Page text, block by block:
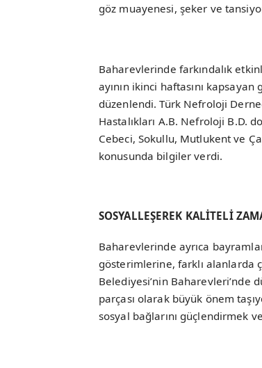
göz muayenesi, şeker ve
Baharevlerinde farkındalık
ayının ikinci haftasını
düzenlendi. Türk Nefroloji
Hastalıkları A.B. Nefroloji B.D.
Cebeci, Sokullu, Mutlukent ve
konusunda bilgiler verdi.
SOSYALLEŞEREK KALİTELİ
Baharevlerinde ayrıca
gösterimlerine, farklı alanlarda
Belediyesi’nin Baharevleri’nde
parçası olarak büyük önem
sosyal bağlarını güçlendirmek